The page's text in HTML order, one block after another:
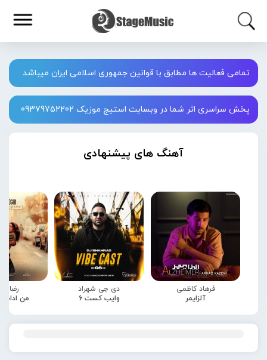
تمامی فعالیت ها مطابق با قوانین جمهوری اسلامی ایران میباشد
پخش سراسری اثر شما در وبسایت استیج موزیک 09379752202
آهنگ های پیشنهادی
فرهاد کاظمی
آلزایمر
دی جی شهراد
وایب کست 6
رضا
من